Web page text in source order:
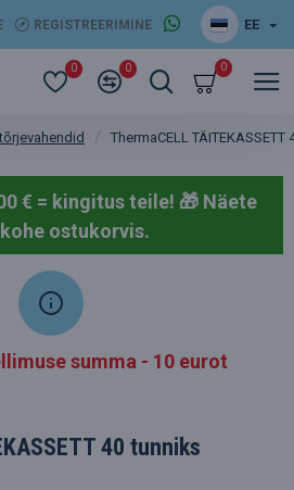
REGISTREERIMINE EE
0 0 0
ThermaCELL
€ = kingitus teile! 🎁 Näete
ostukorvis.
summa - 10 eurot
40 tunniks